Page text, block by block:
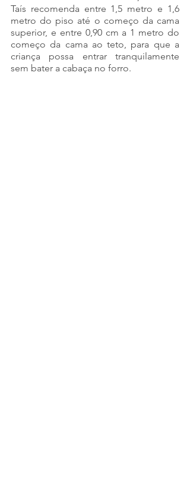
Taís recomenda entre 1,5 metro e 1,6
metro do piso até o começo da cama
superior, e entre 0,90 cm a 1 metro do
começo da cama ao teto, para que a
criança possa entrar tranquilamente
sem bater a cabaça no forro.